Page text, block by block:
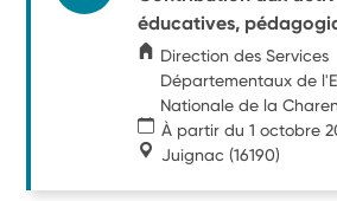
éducatives,
Direction des Services
Départementaux de
Nationale de la
À partir du 1 octobre
Juignac (16190)